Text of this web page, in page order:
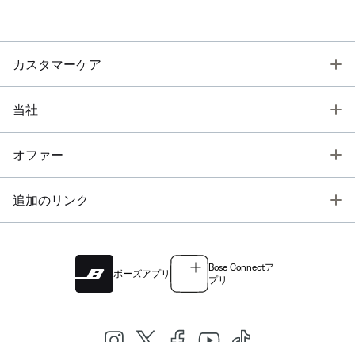
カスタマーケア
当社
オファー
追加のリンク
ボーズアプリ
Bose Connectア
プリ